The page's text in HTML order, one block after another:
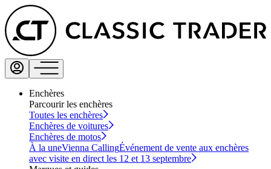
Enchères
Parcourir les enchères
Toutes les enchères
Enchères de voitures
Enchères de motos
À la uneVienna CallingÉvénement de vente aux enchères
avec visite en direct les 12 et 13 septembre